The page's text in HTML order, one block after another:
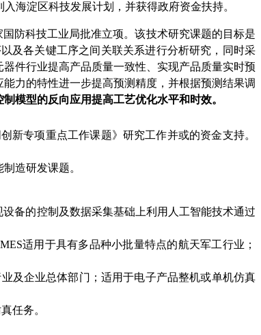
海淀区科技发展计划，并获得政府资金扶持。
防科技工业局批准立项。该技术研究课题的目标是
及各关键工序之间关联关系进行分析研究，同时采
件行业提高产品质量一致性、实现产品质量实时预
力的特性进一步提高预测精度，并根据预测结果调
模型的反向应用提高工艺优化水平和时效。
新专项重点工作课题》研究工作并或的资金支持。
造研发课题。
备的控制及数据采集基础上利用人工智能技术通过
适用于具有多品种小批量特点的航天军工行业；
及企业总体部门；适用于电子产品整机或单机仿真
任务。